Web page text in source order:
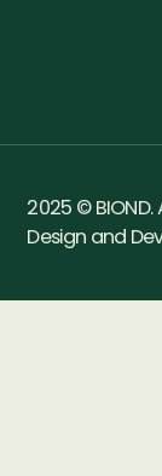
2025 ©
Design and